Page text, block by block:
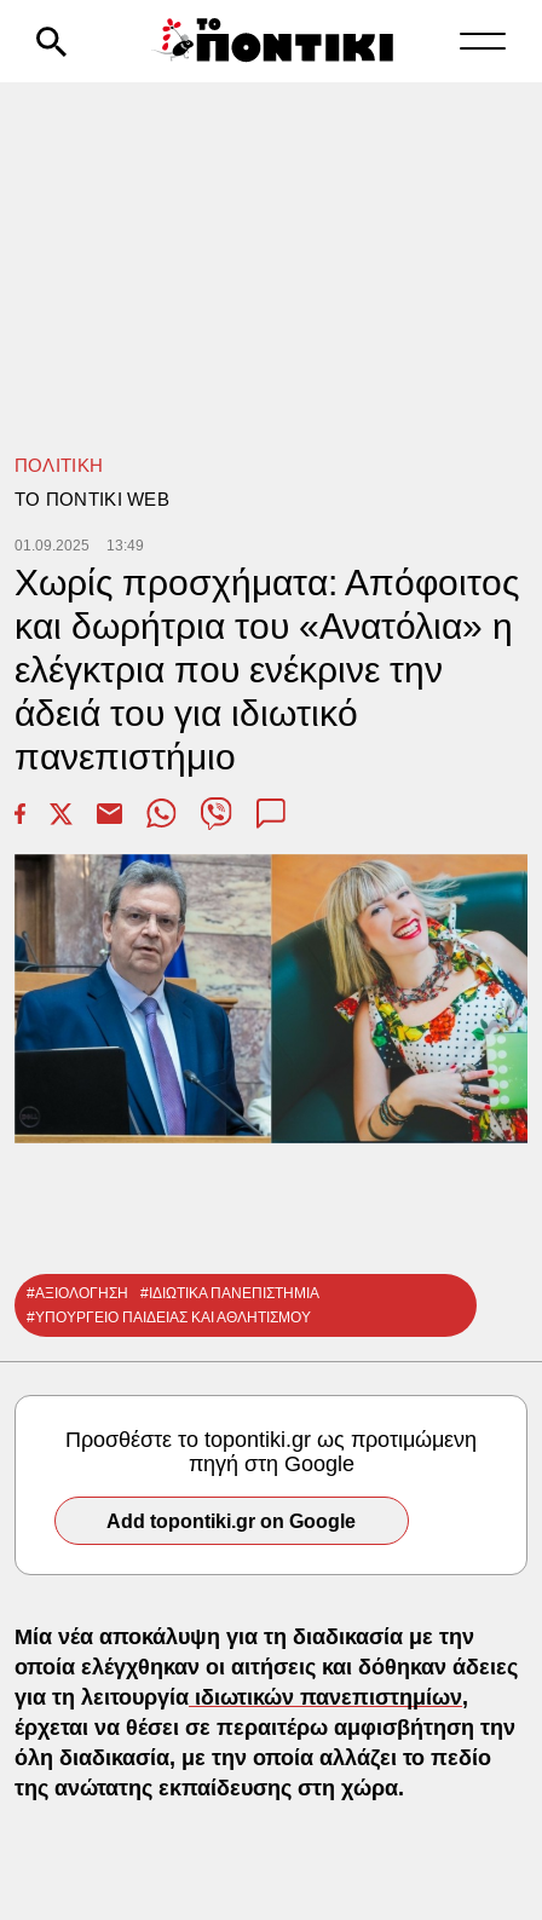
ΠΟΛΙΤΙΚΗ
TΟ ΠΟΝΤΙΚΙ WEB
01.09.2025 13:49
Χωρίς προσχήματα: Απόφοιτος
και δωρήτρια του «Ανατόλια» η
ελέγκτρια που ενέκρινε την
άδειά του για ιδιωτικό
πανεπιστήμιο
#ΑΞΙΟΛΟΓΗΣΗ
#ΙΔΙΩΤΙΚΑ ΠΑΝΕΠΙΣΤΗΜΙΑ
#ΥΠΟΥΡΓΕΙΟ ΠΑΙΔΕΙΑΣ ΚΑΙ ΑΘΛΗΤΙΣΜΟΥ
Προσθέστε το topontiki.gr ως προτιμώμενη
πηγή στη Google
Add topontiki.gr on Google
Μία νέα αποκάλυψη για τη διαδικασία με την
οποία ελέγχθηκαν οι αιτήσεις και δόθηκαν άδειες
για τη λειτουργίαιδιωτικών πανεπιστημίων,
έρχεται να θέσει σε περαιτέρω αμφισβήτηση την
όλη διαδικασία, με την οποία αλλάζει το πεδίο
της ανώτατης εκπαίδευσης στη χώρα.